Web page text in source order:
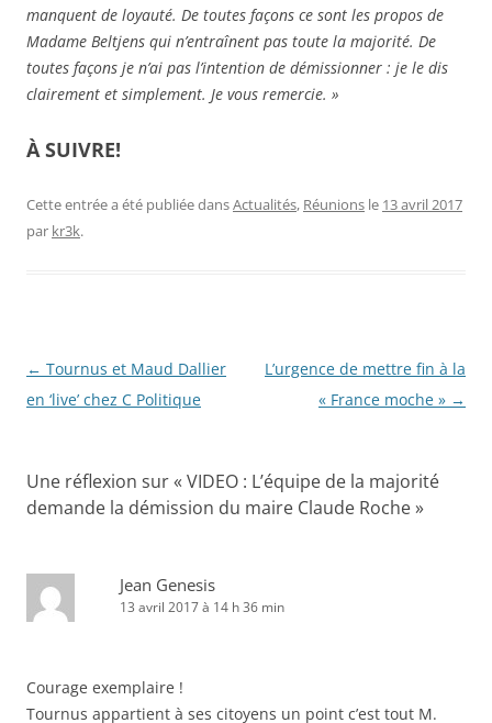
manquent de loyauté. De toutes façons ce sont les propos de
Madame Beltjens qui n’entraînent pas toute la majorité. De
toutes façons je n’ai pas l’intention de démissionner : je le dis
clairement et simplement. Je vous remercie. »
À SUIVRE!
Cette entrée a été publiée dansActualités, Réunions le 13 avril 2017
par kr3k.
Navigation
des
← Tournus et Maud Dallier
en ‘live’ chez C Politique
L’urgence de mettre fin à la
« France moche » →
Une réflexion sur « VIDEO : L’équipe de la majorité
demande la démission du maire Claude Roche»
Jean Genesis
13 avril 2017 à 14 h 36 min
Courage exemplaire !
Tournus appartient à ses citoyens un point c’est tout M.